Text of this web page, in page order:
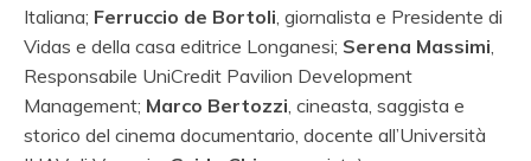
Italiana; Ferruccio de Bortoli , giornalista e Presidente di
Vidas e della casa editrice Longanesi; Serena Massimi
Responsabile UniCredit Pavilion Development
Management; Marco Bertozzi , cineasta, saggista e
storico del cinema documentario, docente all’Università